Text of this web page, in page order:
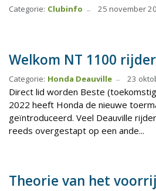
Categorie: Clubinfo 25 november
Welkom NT 1100
Categorie: Honda Deauville 23
Direct lid worden Beste
2022 heeft Honda de nieuwe
geïntroduceerd. Veel Deauville
reeds overgestapt op een ande...
Theorie van het